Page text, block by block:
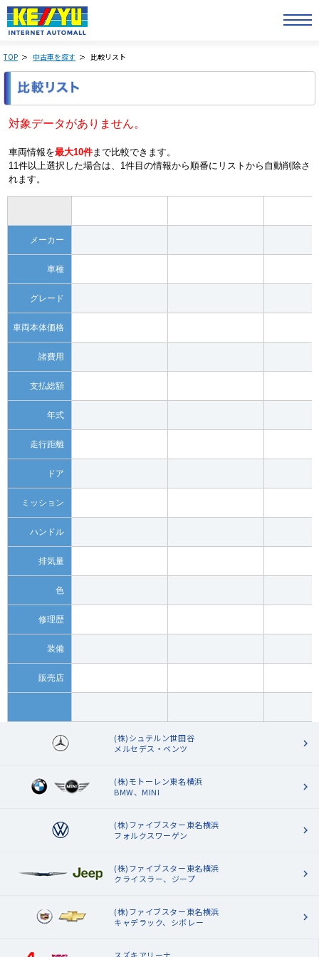
TOP 中古車を探す 比較リスト
対象データがありません。
車両情報を最大10件まで比較できます。
11件以上選択した場合は、1件目の情報から順番にリストから自動削除さ
れます。
メーカー
車種
グレード
車両本体価格
諸費用
支払総額
年式
走行距離
ドア
ミッション
ハンドル
排気量
色
修理歴
装備
販売店
(株)シュテルン世田谷
メルセデス・ベンツ
(株)モトーレン東名横浜
BMW、MINI
(株)ファイブスター東名横浜
フォルクスワーゲン
(株)ファイブスター東名横浜
クライスラー、ジープ
(株)ファイブスター東名横浜
キャデラック、シボレー